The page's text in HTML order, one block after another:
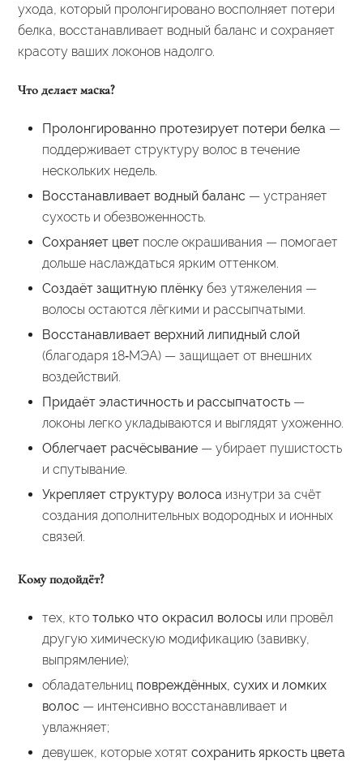
ухода, который пролонгировано восполняет потери
белка, восстанавливает водный баланс и сохраняет
красоту ваших локонов надолго.
Что делает маска?
Пролонгированно протезирует потери белка —
поддерживает структуру волос в течение
нескольких недель.
Восстанавливает водный баланс — устраняет
сухость и обезвоженность.
Сохраняет цветпосле окрашивания — помогает
дольше наслаждаться ярким оттенком.
Создаёт защитную плёнкубез утяжеления —
волосы остаются лёгкими и рассыпчатыми.
Восстанавливает верхний липидный слой
(благодаря 18‑МЭА) — защищает от внешних
воздействий.
Придаёт эластичность и рассыпчатость—
локоны легко укладываются и выглядят ухоженно.
Облегчает расчёсывание— убирает пушистость
и спутывание.
Укрепляет структуру волоса изнутри за счёт
создания дополнительных водородных и ионных
связей.
Кому подойдёт?
тех, кто только что окрасил волосы или провёл
другую химическую модификацию (завивку,
выпрямление);
обладательниц повреждённых, сухих и ломких
волос — интенсивно восстанавливает и
увлажняет;
девушек, которые хотят сохранить яркость цвета